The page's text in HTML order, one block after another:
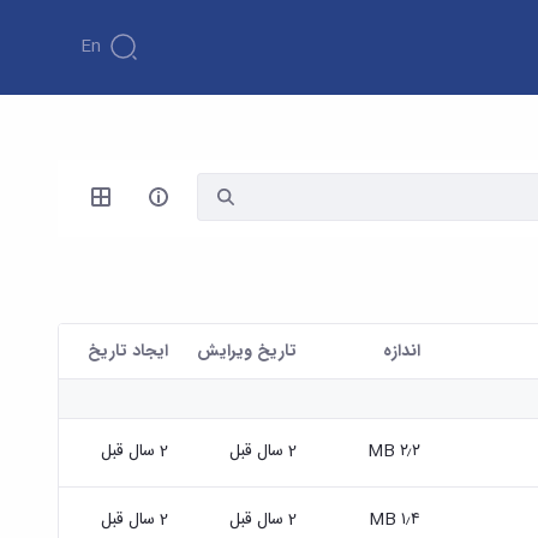
En
اندازه تاریخ ویرایش ايجاد تاريخ
۲٫۲ MB 2 سال قبل 2 سال قبل
۱٫۴ MB 2 سال قبل 2 سال قبل